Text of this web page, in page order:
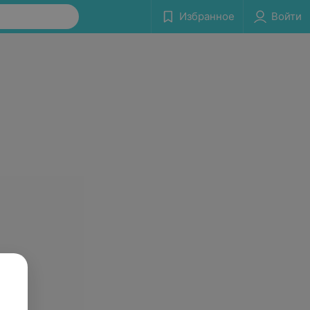
Избранное Войти